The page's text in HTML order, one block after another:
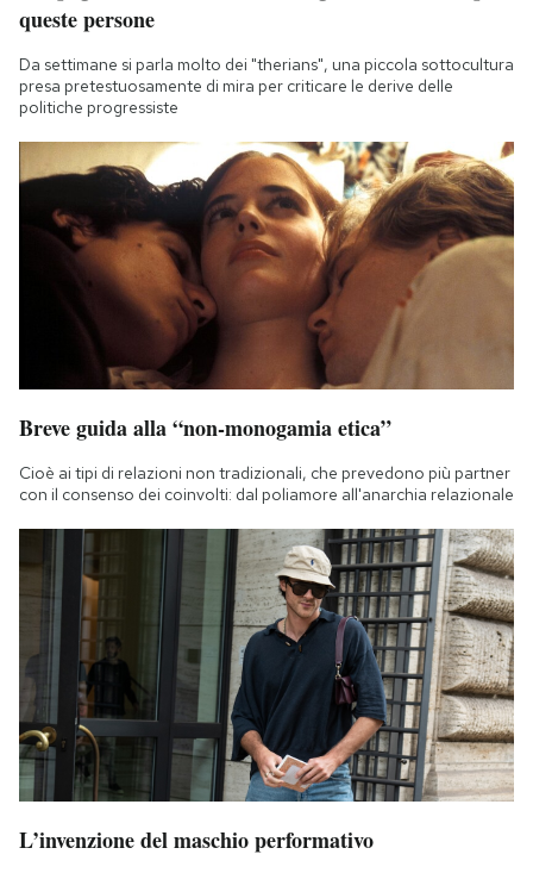
queste persone
Da settimane si parla molto dei "therians", una piccola sottocultura
presa pretestuosamente di mira per criticare le derive delle
politiche progressiste
Breve guida alla “non-monogamia etica”
Cioè ai tipi di relazioni non tradizionali, che prevedono più partner
con il consenso dei coinvolti: dal poliamore all'anarchia relazionale
L’invenzione del maschio performativo